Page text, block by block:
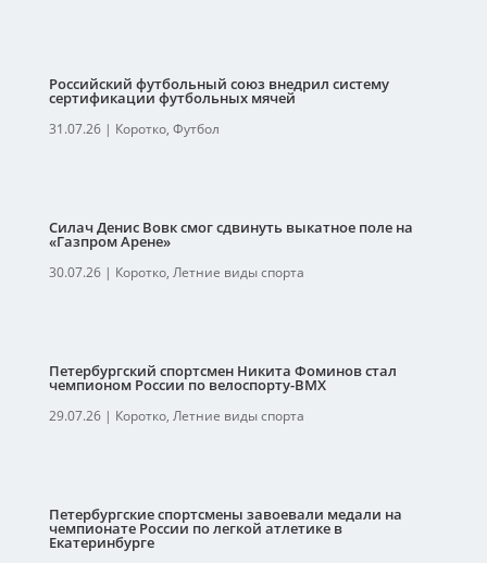
Российский футбольный союз внедрил систему
сертификации футбольных мячей
31.07.26| Коротко, Футбол
Силач Денис Вовк смог сдвинуть выкатное поле на
«Газпром Арене»
30.07.26| Коротко, Летние виды спорта
Петербургский спортсмен Никита Фоминов стал
чемпионом России по велоспорту-ВМХ
29.07.26| Коротко, Летние виды спорта
Петербургские спортсмены завоевали медали на
чемпионате России по легкой атлетике в
Екатеринбурге